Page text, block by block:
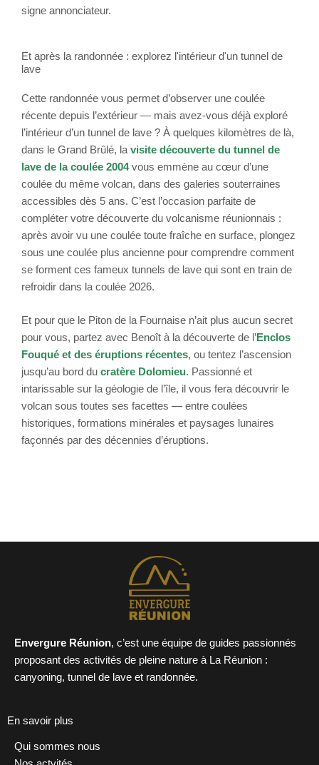
signe annonciateur.
Et après la randonnée : explorez l'intérieur d'un tunnel de
lave
Cette randonnée vous permet d’observer une coulée
récente depuis l’extérieur — mais avez-vous déjà exploré
l’intérieur d’un tunnel de lave ? À quelques kilomètres de là,
dans le Grand Brûlé, la visite découverte du tunnel de
lave de la coulée 2004vous emmène au cœur d’une
coulée du même volcan, dans des galeries souterraines
accessibles dès 5 ans. C’est l’occasion parfaite de
compléter votre découverte du volcanisme réunionnais :
après avoir vu une coulée toute fraîche en surface, plongez
sous une coulée plus ancienne pour comprendre comment
se forment ces fameux tunnels de lave qui sont en train de
refroidir dans la coulée 2026.
Et pour que le Piton de la Fournaise n’ait plus aucun secret
pour vous, partez avec Benoît à la découverte de l’Enclos
Fouqué et des éruptions récentes, ou tentez l’ascension
jusqu’au bord du cratère Dolomieu. Passionné et
intarissable sur la géologie de l’île, il vous fera découvrir le
volcan sous toutes ses facettes — entre coulées
historiques, formations minérales et paysages lunaires
façonnés par des décennies d’éruptions.
Envergure Réunion, c’est une équipe de guides passionnés
proposant des activités de pleine nature à La Réunion :
canyoning, tunnel de lave et randonnée.
En savoir plus
Qui sommes nous